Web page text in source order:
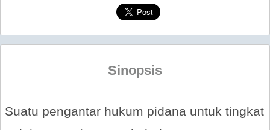
Sinopsis
Suatu pengantar hukum pidana untuk tingkat